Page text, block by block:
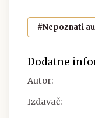
#Nepoznati
Dodatne
Autor:
Izdavač: